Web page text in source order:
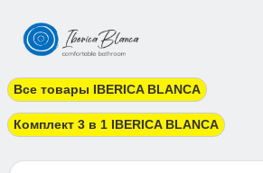
Все товары IBERICA BLANCA
Комплект 3 в 1 IBERICA BLANCA